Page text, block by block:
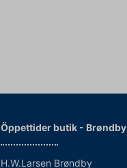
Öppettider butik - Brøndby
H.W.Larsen Brøndby